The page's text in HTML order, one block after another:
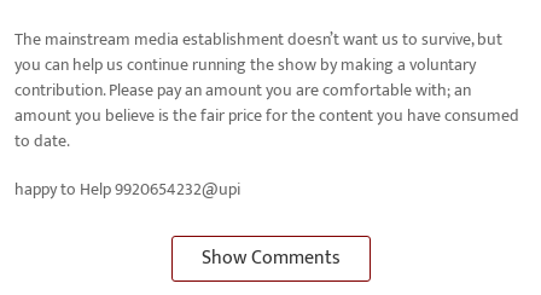
The mainstream media establishment doesn’t want us to survive, but
you can help us continue running the show by making a voluntary
contribution. Please pay an amount you are comfortable with; an
amount you believe is the fair price for the content you have consumed
to date.
happy to Help 9920654232@upi
Show Comments